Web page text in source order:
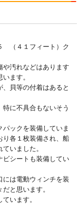
（４１フィート）ク
や汚れなどはあります
ます。
貝等の付着はあると
に不具合もないそう
ックを装備していま
り各１枚装備され、船
いました。
ビシートも装備してい
には電動ウィンチを装
と思います。
います。